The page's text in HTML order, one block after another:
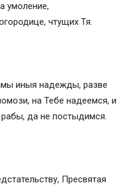
умоление,
чтущих Тя.
иныя надежды, разве
на Тебе надеемся, и
да не постыдимся.
Пресвятая